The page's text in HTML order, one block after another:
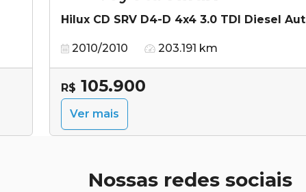
Hilux CD SRV D4-D 4x4 3.0 TDI Diesel Aut
2010/2010 203.191 km
R$ 105.900
Ver mais
Nossas redes sociais